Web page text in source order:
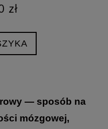
zł
— sposób na
mózgowej,